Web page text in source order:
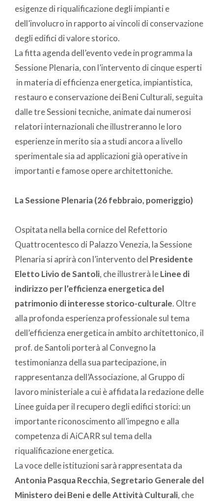
esigenze di riqualificazione degli impianti e
dell’involucro in rapporto ai vincoli di conservazione
degli edifici di valore storico.
La fitta agenda dell’evento vede in programma la
Sessione Plenaria, con l’intervento di cinque esperti
in materia di efficienza energetica, impiantistica,
restauro e conservazione dei Beni Culturali, seguita
dalle tre Sessioni tecniche, animate dai numerosi
relatori internazionali che illustreranno le loro
esperienze in merito sia a studi ancora a livello
sperimentale sia ad applicazioni già operative in
importanti e famose opere architettoniche.
La Sessione Plenaria (26 febbraio, pomeriggio)
Ospitata nella bella cornice del Refettorio
Quattrocentesco di Palazzo Venezia, la Sessione
Plenaria si aprirà con l’intervento del Presidente
Eletto Livio de Santoli, che illustrerà leLinee di
indirizzo per l’efficienza energetica del
patrimonio di interesse storico-culturale. Oltre
alla profonda esperienza professionale sul tema
dell’efficienza energetica in ambito architettonico, il
prof. de Santoli porterà al Convegno la
testimonianza della sua partecipazione, in
rappresentanza dell’Associazione, al Gruppo di
lavoro ministeriale a cui è affidata la redazione delle
Linee guida per il recupero degli edifici storici: un
importante riconoscimento all’impegno e alla
competenza di AiCARR sul tema della
riqualificazione energetica.
La voce delle istituzioni sarà rappresentata da
Antonia Pasqua Recchia,Segretario Generale del
Ministero dei Beni e delle Attività Culturali, che